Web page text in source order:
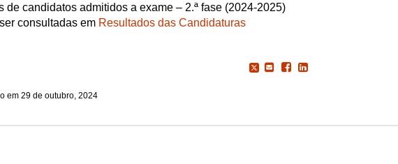
de candidatos admitidos a exame – 2.ª fase (2024-2025)
consultadas em Resultados das Candidaturas
29 de outubro, 2024